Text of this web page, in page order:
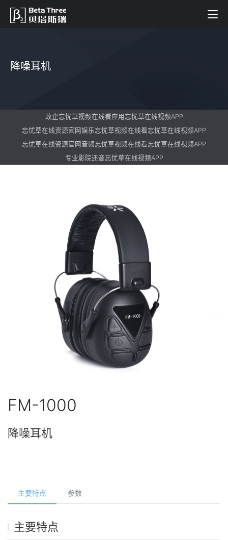
降噪耳机
政企忘忧草视频在线看应用忘忧草在线视频APP
忘忧草在线资源官网娱乐忘忧草视频在线看忘忧草在线视频APP
忘忧草在线资源官网音频忘忧草视频在线看忘忧草在线视频APP
专业影院还音忘忧草在线视频APP
FM-1000
降噪耳机
主要特点 参数
主要特点